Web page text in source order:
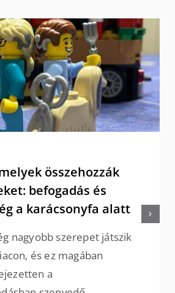
összehozzák
befogadás és
a karácsonyfa alatt
nagyobb szerepet játszik
és ez magában
a